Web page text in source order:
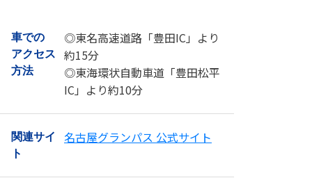
車での
アクセス
方法
◎東名高速道路「豊田IC」より
約15分
◎東海環状自動車道「豊田松平
IC」より約10分
関連サイ
ト
名古屋グランパス 公式サイト